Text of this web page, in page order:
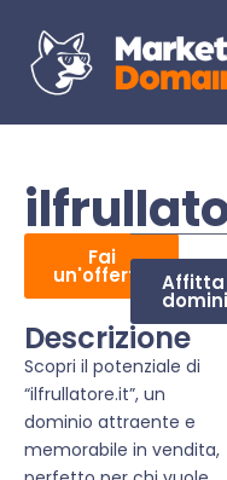
Fai
un'offerta Affitta
Descrizione
Scopri il potenziale di
“ilfrullatore.it”, un
dominio attraente e
memorabile in vendita,